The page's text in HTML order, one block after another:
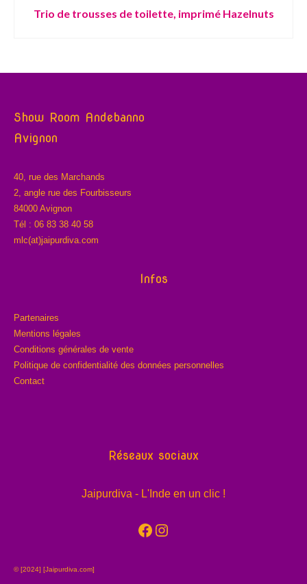
Trio de trousses de toilette, imprimé Hazelnuts
Show Room Andebanno
Avignon
40, rue des Marchands
2, angle rue des Fourbisseurs
84000 Avignon
Tél : 06 83 38 40 58
mlc(at)jaipurdiva.com
Infos
Partenaires
Mentions légales
Conditions générales de vente
Politique de confidentialité des données personnelles
Contact
Réseaux sociaux
Jaipurdiva - L'Inde en un clic !
Facebook
Instagram
© [2024] [Jaipurdiva.com]